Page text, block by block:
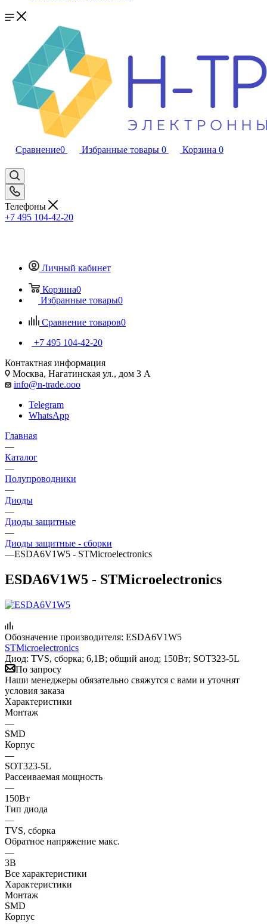
Сравнение0 Избранные товары 0 Корзина 0
Телефоны
+7 495 104-42-20
Личный кабинет
Корзина0
Избранные товары0
Сравнение товаров0
+7 495 104-42-20
Контактная информация
Москва, Нагатинская ул., дом 3 А
info@n-trade.ooo
Telegram
WhatsApp
Главная
—
Каталог
—
Полупроводники
—
Диоды
—
Диоды защитные
—
Диоды защитные - сборки
—ESDA6V1W5 - STMicroelectronics
ESDA6V1W5 - STMicroelectronics
Обозначение производителя: ESDA6V1W5
STMicroelectronics
Диод: TVS, сборка; 6,1В; общий анод; 150Вт; SOT323-5L
По запросу
Наши менеджеры обязательно свяжутся с вами и уточнят
условия заказа
Характеристики
Монтаж
—
SMD
Корпус
—
SOT323-5L
Рассеиваемая мощность
—
150Вт
Тип диода
—
TVS, сборка
Обратное напряжение макс.
—
3В
Все характеристики
Характеристики
Монтаж
SMD
Корпус